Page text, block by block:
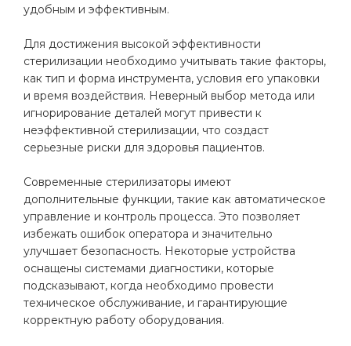
удобным и эффективным.
Для достижения высокой эффективности
стерилизации необходимо учитывать такие факторы,
как тип и форма инструмента, условия его упаковки
и время воздействия. Неверный выбор метода или
игнорирование деталей могут привести к
неэффективной стерилизации, что создаст
серьезные риски для здоровья пациентов.
Современные стерилизаторы имеют
дополнительные функции, такие как автоматическое
управление и контроль процесса. Это позволяет
избежать ошибок оператора и значительно
улучшает безопасность. Некоторые устройства
оснащены системами диагностики, которые
подсказывают, когда необходимо провести
техническое обслуживание, и гарантирующие
корректную работу оборудования.